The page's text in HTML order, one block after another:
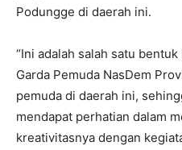
Podungge di daerah ini.
“Ini adalah salah satu
Garda Pemuda NasDem
pemuda di daerah ini,
mendapat perhatian dalam
kreativitasnya dengan